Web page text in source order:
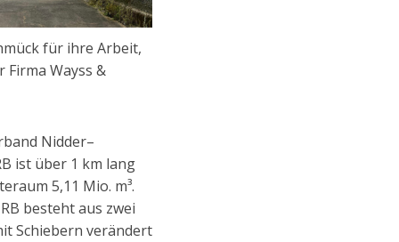
für ihre Arbeit,
Wayss &
Nidder–
ist über 1 km lang
5,11 Mio. m³.
besteht aus zwei
Schiebern verändert